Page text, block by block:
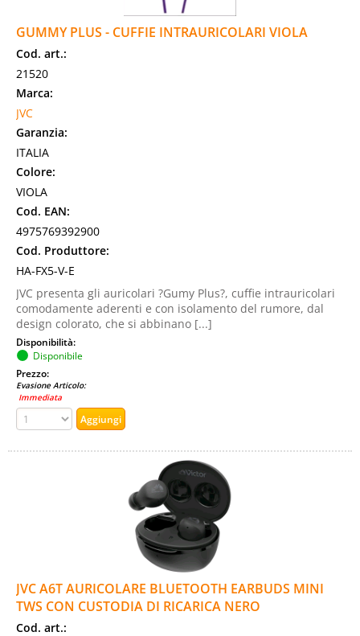
GUMMY PLUS - CUFFIE INTRAURICOLARI VIOLA
Cod. art.:
21520
Marca:
JVC
Garanzia:
ITALIA
Colore:
VIOLA
Cod. EAN:
4975769392900
Cod. Produttore:
HA-FX5-V-E
JVC presenta gli auricolari ?Gumy Plus?, cuffie intrauricolari
comodamente aderenti e con isolamento del rumore, dal
design colorato, che si abbinano [...]
Disponibilità:
Disponibile
Prezzo:
Evasione Articolo:
Immediata
JVC A6T AURICOLARE BLUETOOTH EARBUDS MINI
TWS CON CUSTODIA DI RICARICA NERO
Cod. art.: